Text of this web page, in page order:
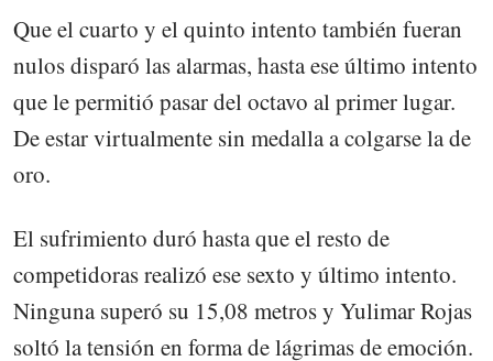
Que el cuarto y el quinto intento también fueran
nulos disparó las alarmas, hasta ese último intento
que le permitió pasar del octavo al primer lugar.
De estar virtualmente sin medalla a colgarse la de
oro.
El sufrimiento duró hasta que el resto de
competidoras realizó ese sexto y último intento.
Ninguna superó su 15,08 metros y Yulimar Rojas
soltó la tensión en forma de lágrimas de emoción.